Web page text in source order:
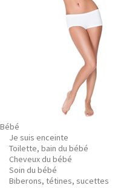
Bébé
Je suis enceinte
Toilette, bain du bébé
Cheveux du bébé
Soin du bébé
Biberons, tétines, sucettes